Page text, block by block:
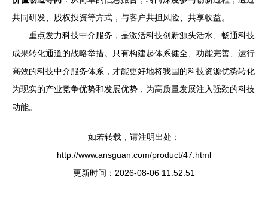
共同研发、股权投资等方式，与客户共担风险、共享收益。
重点发力科技中介服务，是激活科技创新源头活水、畅通科技
成果转化通道的战略举措。只有构建起体系健全、功能完善、运行
高效的科技中介服务体系，才能更好地将我国的科技资源优势转化
为现实的产业竞争优势和发展优势，为高质量发展注入强劲的科技
动能。
如若转载，请注明出处：
http://www.ansguan.com/product/47.html
更新时间：2026-08-06 11:52:51